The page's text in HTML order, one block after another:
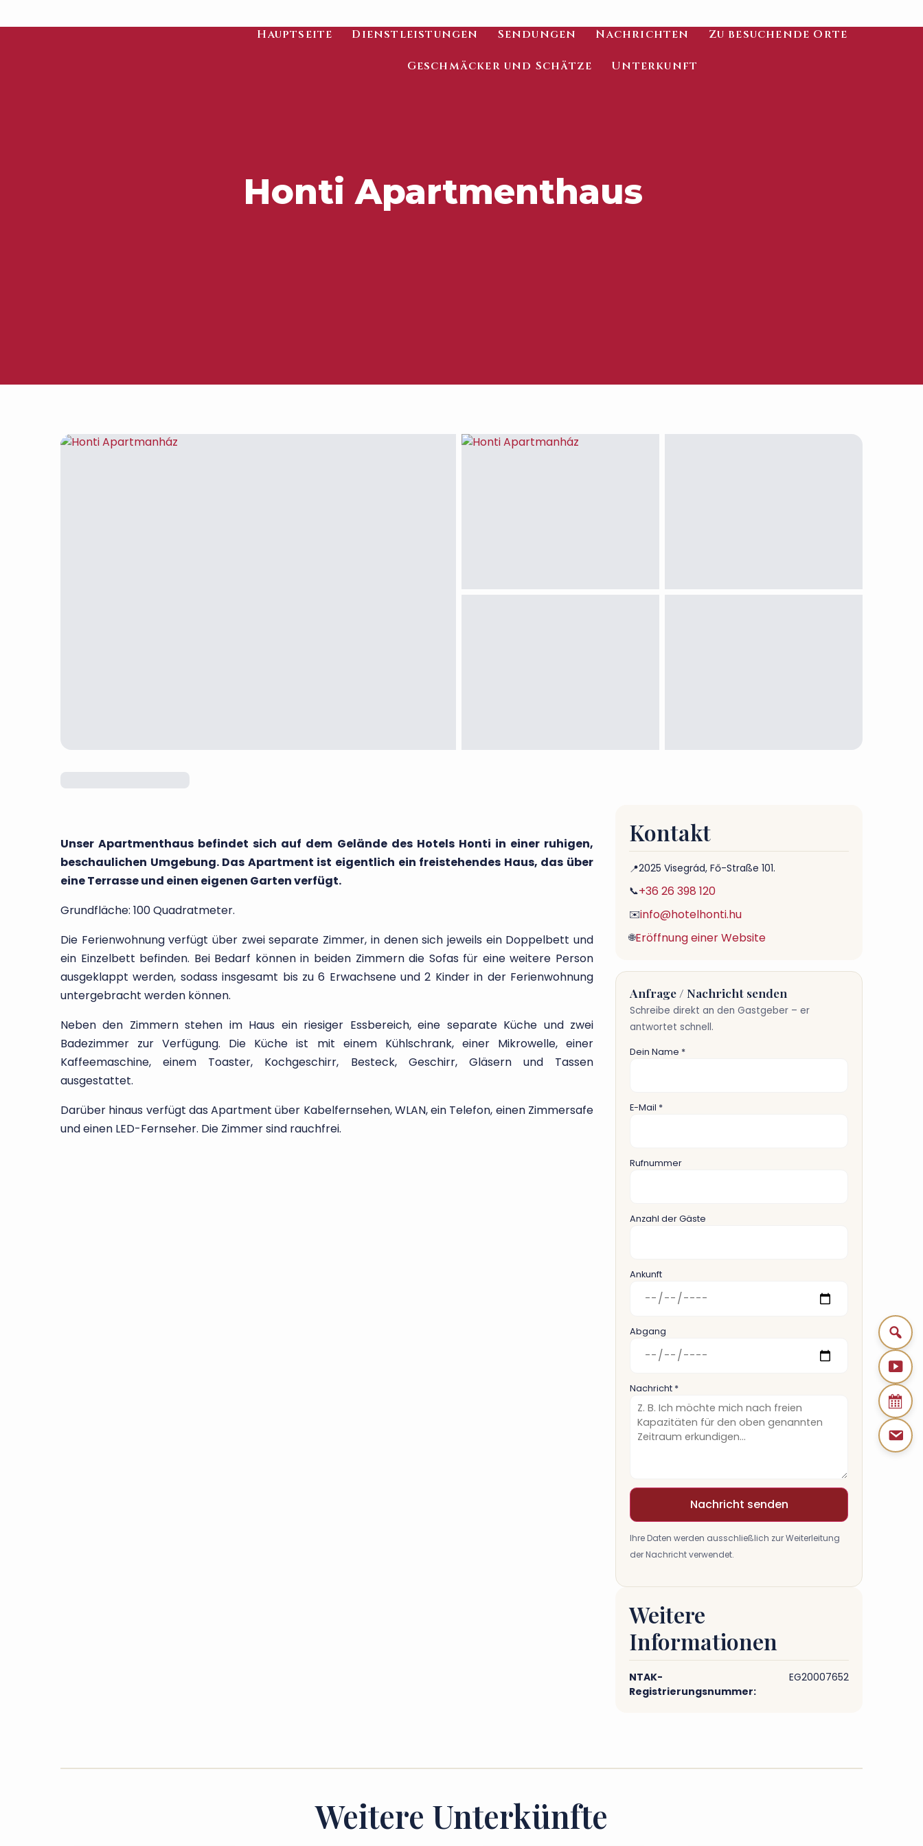
Hauptseite Dienstleistungen Sendungen Nachrichten Zu besuchende Orte
Geschmäcker und Schätze Unterkunft
Honti Apartmenthaus
Unser Apartmenthaus befindet sich auf dem Gelände des Hotels Honti in einer ruhigen,
beschaulichen Umgebung. Das Apartment ist eigentlich ein freistehendes Haus, das über
eine Terrasse und einen eigenen Garten verfügt.
Grundfläche: 100 Quadratmeter.
Die Ferienwohnung verfügt über zwei separate Zimmer, in denen sich jeweils ein Doppelbett und
ein Einzelbett befinden. Bei Bedarf können in beiden Zimmern die Sofas für eine weitere Person
ausgeklappt werden, sodass insgesamt bis zu 6 Erwachsene und 2 Kinder in der Ferienwohnung
untergebracht werden können.
Neben den Zimmern stehen im Haus ein riesiger Essbereich, eine separate Küche und zwei
Badezimmer zur Verfügung. Die Küche ist mit einem Kühlschrank, einer Mikrowelle, einer
Kaffeemaschine, einem Toaster, Kochgeschirr, Besteck, Geschirr, Gläsern und Tassen
ausgestattet.
Darüber hinaus verfügt das Apartment über Kabelfernsehen, WLAN, ein Telefon, einen Zimmersafe
und einen LED-Fernseher. Die Zimmer sind rauchfrei.
Kontakt
📍2025 Visegrád, Fő-Straße 101.
📞+36 26 398 120
✉️info@hotelhonti.hu
🌐Eröffnung einer Website
Anfrage / Nachricht senden
Schreibe direkt an den Gastgeber – er
antwortet schnell.
Dein Name *
E-Mail *
Rufnummer
Anzahl der Gäste
Ankunft
Abgang
Nachricht *
Nachricht senden
Ihre Daten werden ausschließlich zur Weiterleitung
der Nachricht verwendet.
Weitere
Informationen
NTAK-
Registrierungsnummer:
EG20007652
Weitere Unterkünfte